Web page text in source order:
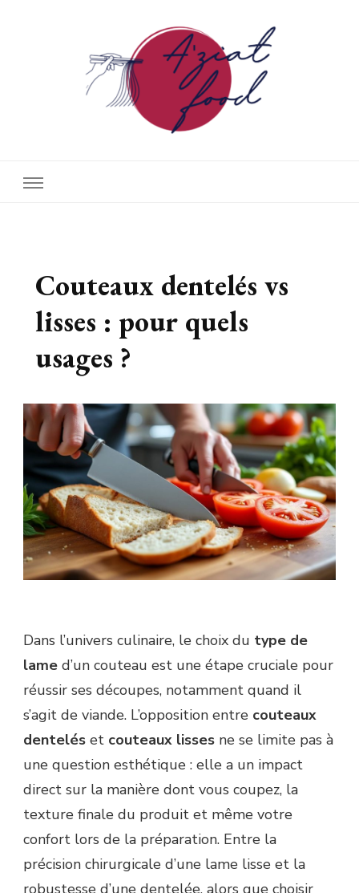
Couteaux dentelés vs
lisses : pour quels
usages ?
Dans l’univers culinaire, le choix du type de
lame d’un couteau est une étape cruciale pour
réussir ses découpes, notamment quand il
s’agit de viande. L’opposition entre couteaux
dentelés et couteaux lisses ne se limite pas à
une question esthétique : elle a un impact
direct sur la manière dont vous coupez, la
texture finale du produit et même votre
confort lors de la préparation. Entre la
précision chirurgicale d’une lame lisse et la
robustesse d’une dentelée, alors que choisir